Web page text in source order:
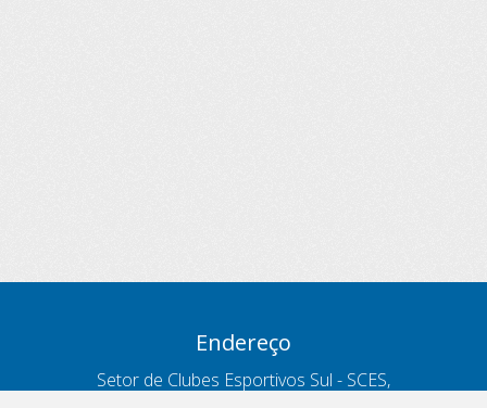
Endereço
Setor de Clubes Esportivos Sul - SCES,